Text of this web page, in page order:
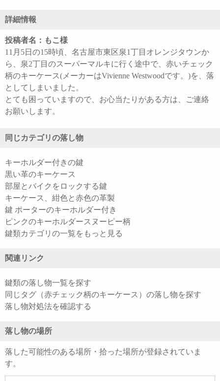
詳細情報
投稿者名：もこ様
11月5日の15時頃、名古屋市東区泉1丁目オレンジタウンか
ら、泉2丁目のスーパーマルキに行く途中で、赤いチェック
柄のキーケース(メーカーはVivienne Westwoodです。)を、落
としてしまいました。
とても困っていますので、お心当たりがある方は、ご連絡
お願いします。
同じカテゴリの落し物
キーホルダー付きの鍵
黒い革のキーケース
部屋とバイクをロックする鍵
キーケース、紺色と赤色の革製
鍵 ポーターのキーホルダー付き
ピンクのキーホルダースヌーピー柄
鍵類カテゴリの一覧をもっと見る
関連リンク
鍵類の落し物一覧を探す
同じタグ（赤チェック柄のキーケース）の落し物を探す
落し物対処法を確認する
落し物の場所
落した可能性のある場所・拾った場所が登録されていま
す。